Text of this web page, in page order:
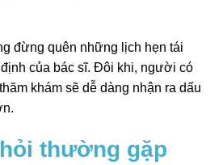
đừng quên những lịch hẹn tái
của bác sĩ. Đôi khi, người có
khám sẽ dễ dàng nhận ra dấu
thường gặp